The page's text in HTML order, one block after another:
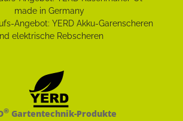
®Gartentechnik-Produkte